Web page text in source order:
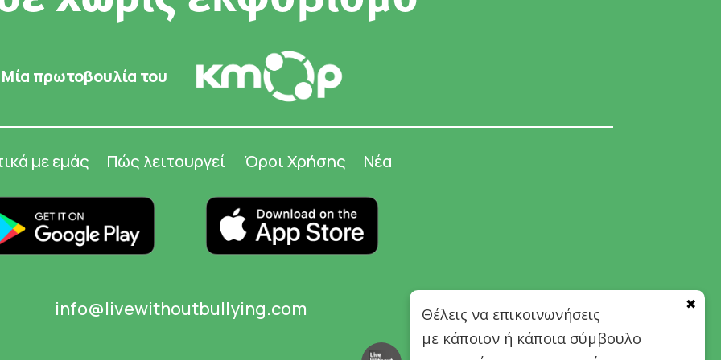
Μία πρωτοβουλία του
με εμάς Πώς λειτουργεί Όροι Χρήσης Νέα
info@livewithoutbullying.com
Θέλεις να επικοινωνήσεις
με κάποιον ή κάποια σύμβουλο
✖